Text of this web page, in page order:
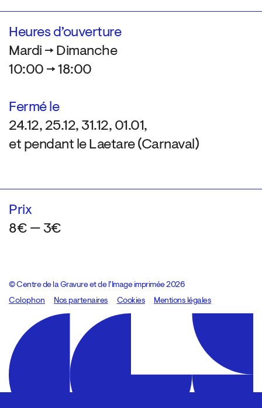
Heures d’ouverture
Mardi → Dimanche
10:00 → 18:00
Fermé le
24.12, 25.12, 31.12, 01.01,
et pendant le Laetare (Carnaval)
Prix
8€ — 3€
© Centre de la Gravure et de l’Image imprimée 2026
Colophon
Design:Marcel Kaczmarek, code:8080.studio
Nos partenaires Cookies Mentions légales